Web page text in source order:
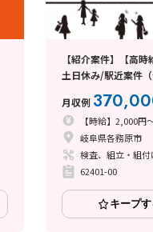
【紹介案件】【高
土日休み/駅近案件
月収例
【時給】2,000円
岐阜県各務原市
検査、組立・組付
62401-00
キープす